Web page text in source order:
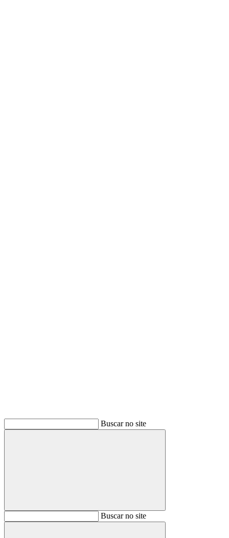
Buscar no site
BuscarBuscar no site